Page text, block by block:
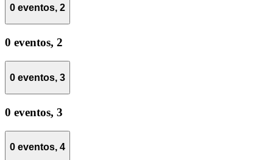
0 eventos, 2
0 eventos, 2
0 eventos, 3
0 eventos, 3
0 eventos, 4